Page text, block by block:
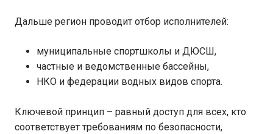
Дальше регион проводит отбор исполнителей:
муниципальные спортшколы и ДЮСШ,
частные и ведомственные бассейны,
НКО и федерации водных видов спорта.
Ключевой принцип – равный доступ для всех, кто
соответствует требованиям по безопасности,